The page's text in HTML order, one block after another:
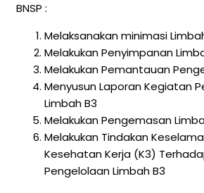
BNSP :
Melaksanakan minimasi
Melakukan Penyimpanan
Melakukan Pemantauan
Menyusun Laporan Kegiatan
Limbah B3
Melakukan Pengemasan
Melakukan Tindakan
Kesehatan Kerja (K3)
Pengelolaan Limbah B3